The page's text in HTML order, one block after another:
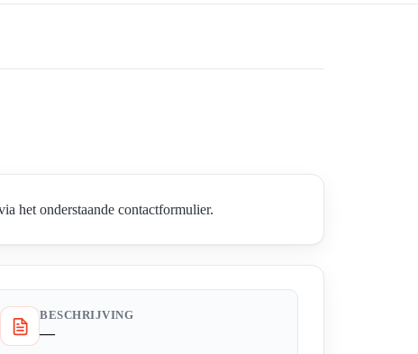
het onderstaande contactformulier.
BESCHRIJVING
—